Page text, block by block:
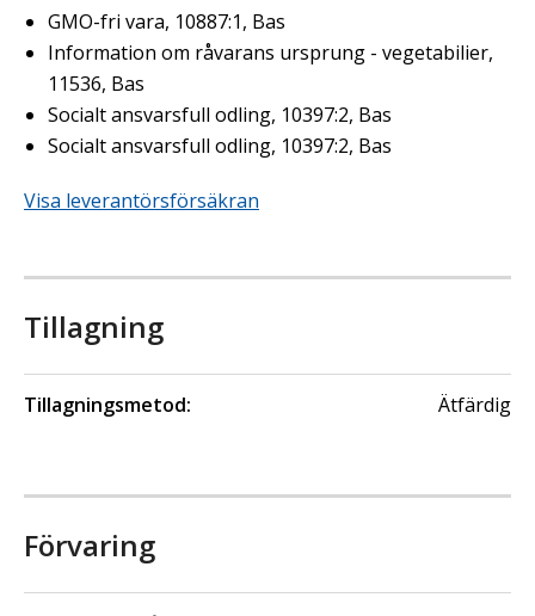
GMO-fri vara, 10887:1, Bas
Information om råvarans ursprung - vegetabilier,
11536, Bas
Socialt ansvarsfull odling, 10397:2, Bas
Socialt ansvarsfull odling, 10397:2, Bas
Visa leverantörsförsäkran
Tillagning
Tillagningsmetod: Ätfärdig
Förvaring